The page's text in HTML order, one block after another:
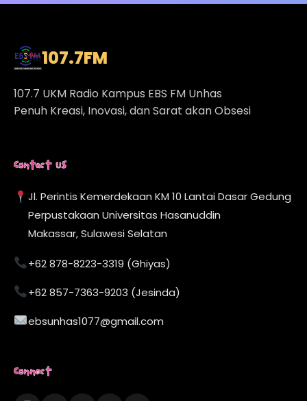
107.7FM
107.7 UKM Radio Kampus EBS FM Unhas
Penuh Kreasi, Inovasi, dan Sarat akan Obsesi
Contact Us
Jl. Perintis Kemerdekaan KM 10 Lantai Dasar Gedung
Perpustakaan Universitas Hasanuddin
Makassar, Sulawesi Selatan
+62 878-8223-3319 (Ghiyas)
+62 857-7363-9203 (Jesinda)
ebsunhas1077@gmail.com
Connect